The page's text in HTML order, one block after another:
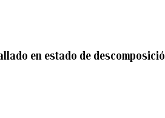
en estado de